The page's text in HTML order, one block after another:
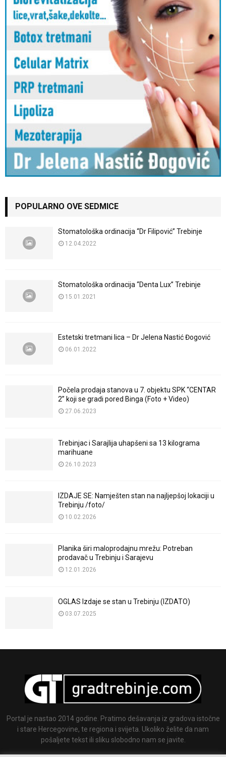
POPULARNO OVE SEDMICE
Stomatološka ordinacija “Dr Filipović” Trebinje
12.04.2022
Stomatološka ordinacija “Denta Lux” Trebinje
15.01.2021
Estetski tretmani lica – Dr Jelena Nastić Đogović
06.01.2022
Počela prodaja stanova u 7. objektu SPK “CENTAR
2” koji se gradi pored Binga (Foto + Video)
27.06.2023
Trebinjac i Sarajlija uhapšeni sa 13 kilograma
marihuane
26.10.2023
IZDAJE SE: Namješten stan na najljepšoj lokaciji u
Trebinju /foto/
10.02.2026
Planika širi maloprodajnu mrežu: Potreban
prodavač u Trebinju i Sarajevu
12.01.2026
OGLAS Izdaje se stan u Trebinju (IZDATO)
03.07.2025
Portal je nastao 2014 godine. Pratimo dešavanja iz gradova istočne
i stare Hercegovine, te regiona i svijeta. Ukoliko želite da nam
pošaljete tekst ili sliku slobodno nam se javite.